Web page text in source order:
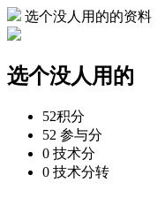
选个没人用的的资料
选个没人用的
52积分
52 参与分
0 技术分
0 技术分转